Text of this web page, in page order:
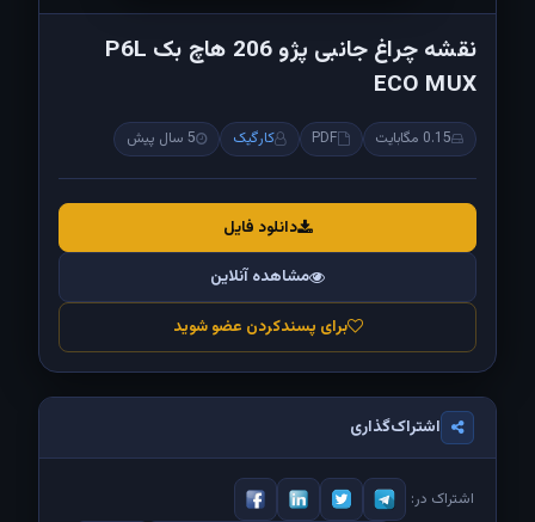
نقشه چراغ جانبی پژو 206 هاچ بک P6L
ECO MUX
0.15 مگابایت PDF کارگیک 5 سال پیش
دانلود فایل
مشاهده آنلاین
برای پسندکردن عضو شوید
اشتراک‌گذاری
اشتراک در: